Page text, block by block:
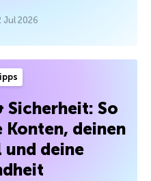
Jul 2026
Sicherheit: So
deinen
deine